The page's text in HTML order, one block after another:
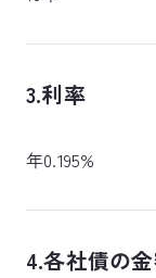
3.利率
年0.195%
4.各社債の